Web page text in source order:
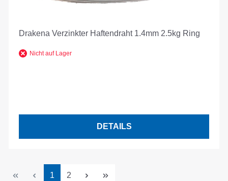
Drakena Verzinkter Haftendraht 1.4mm 2.5kg Ring
Nicht auf Lager
DETAILS
Seite
1 Seite
2